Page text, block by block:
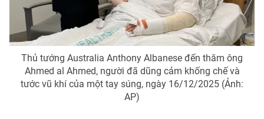
cấp ngày 29/12/2023
Tổng Biên tập:
Vũ Thanh Thủy
Phó Tổng Biên tập:Nguyễn Thị Mỹ Hạnh, Phạm Quốc Thắng,
Tổng đài VTV: 024.38 355 931 - 024.38 355 932
Ðiện thoại Thời báo VTV:024.66 897 897
Thủ tướng Australia Anthony Albanese đến thăm ông
Ahmed al Ahmed, người đã dũng cảm khống chế và
tước vũ khí của một tay súng, ngày 16/12/2025 (Ảnh:
AP)